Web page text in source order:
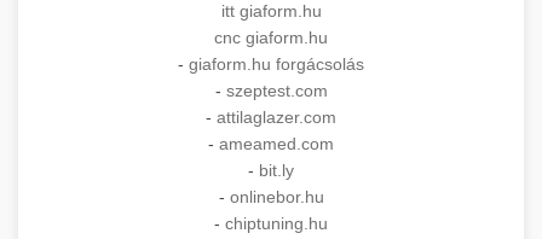
itt giaform.hu
cnc giaform.hu
- giaform.hu forgácsolás
- szeptest.com
- attilaglazer.com
- ameamed.com
- bit.ly
- onlinebor.hu
- chiptuning.hu